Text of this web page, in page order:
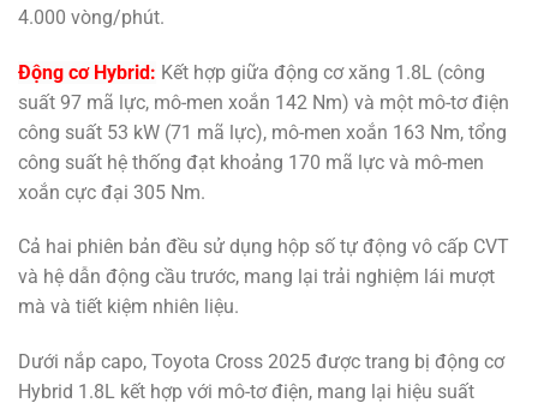
4.000 vòng/phút.
Động cơ Hybrid: Kết hợp giữa động cơ xăng 1.8L (công
suất 97 mã lực, mô-men xoắn 142 Nm) và một mô-tơ điện
công suất 53 kW (71 mã lực), mô-men xoắn 163 Nm, tổng
công suất hệ thống đạt khoảng 170 mã lực và mô-men
xoắn cực đại 305 Nm.
Cả hai phiên bản đều sử dụng hộp số tự động vô cấp CVT
và hệ dẫn động cầu trước, mang lại trải nghiệm lái mượt
mà và tiết kiệm nhiên liệu.
Dưới nắp capo, Toyota Cross 2025 được trang bị động cơ
Hybrid 1.8L kết hợp với mô-tơ điện, mang lại hiệu suất